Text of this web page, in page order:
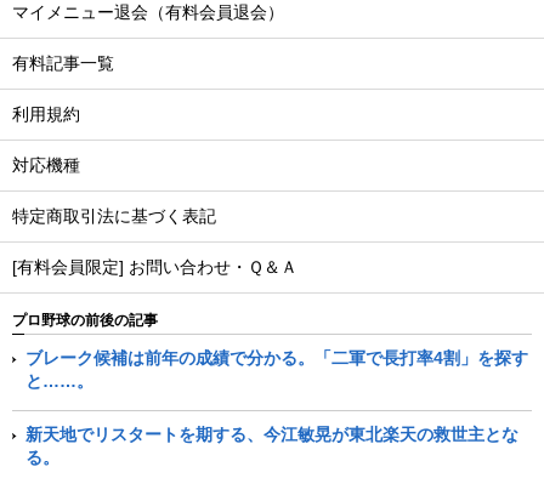
マイメニュー退会（有料会員退会）
有料記事一覧
利用規約
対応機種
特定商取引法に基づく表記
[有料会員限定] お問い合わせ・Ｑ＆Ａ
プロ野球の前後の記事
ブレーク候補は前年の成績で分かる。「二軍で長打率4割」を探す
と……。
新天地でリスタートを期する、今江敏晃が東北楽天の救世主とな
る。